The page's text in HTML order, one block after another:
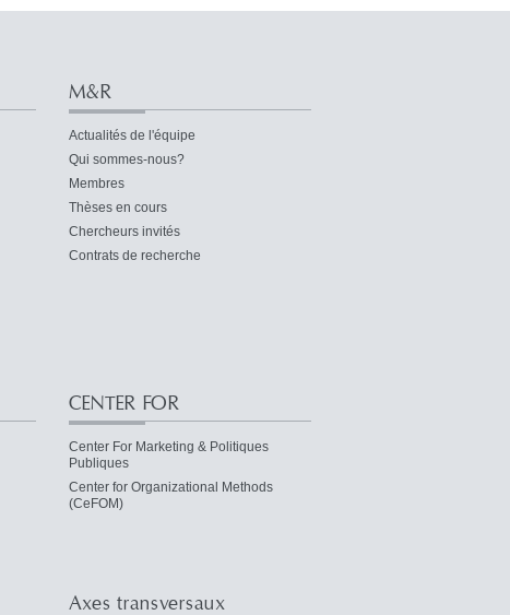
M&R
Actualités de l'équipe
Qui sommes-nous?
Membres
Thèses en cours
Chercheurs invités
Contrats de recherche
CENTER FOR
Center For Marketing & Politiques
Publiques
Center for Organizational Methods
(CeFOM)
Axes transversaux